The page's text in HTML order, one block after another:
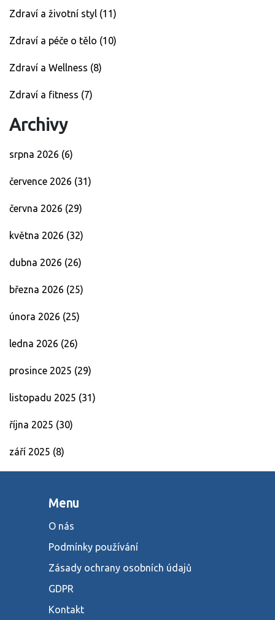
Zdraví a životní styl (11)
Zdraví a péče o tělo (10)
Zdraví a Wellness (8)
Zdraví a fitness (7)
Archivy
srpna 2026 (6)
července 2026 (31)
června 2026 (29)
května 2026 (32)
dubna 2026 (26)
března 2026 (25)
února 2026 (25)
ledna 2026 (26)
prosince 2025 (29)
listopadu 2025 (31)
října 2025 (30)
září 2025 (8)
Menu
O nás
Podmínky používání
Zásady ochrany osobních údajů
GDPR
Kontakt